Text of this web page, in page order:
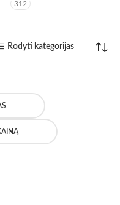
312
Rodyti kategorijas